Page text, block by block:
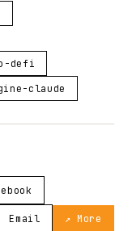
defi
claude
Email ↗ More